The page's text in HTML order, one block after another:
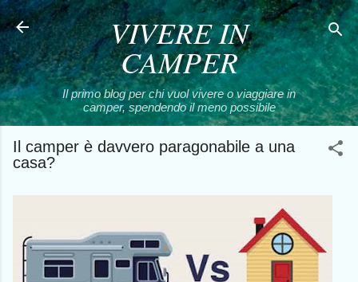
Passa ai contenuti principali
VIVERE IN
CAMPER
Il primo blog per chi vuol vivere o viaggiare in
camper, spendendo il meno possibile
Il camper è davvero paragonabile a una
casa?